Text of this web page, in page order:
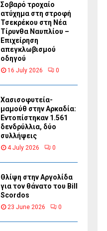
Σοβαρό τροχαίο
ατύχημα στη στροφή
Τσεκρέκου στη Νέα
Τίρυνθα Ναυπλίου –
Επιχείρηση
απεγκλωβισμού
οδηγού
16 July 2026 0
Χασισοφυτεία-
μαμούθ στην Αρκαδία:
Εντοπίστηκαν 1.561
δενδρύλλια, δύο
συλλήψεις
4 July 2026 0
Θλίψη στην Αργολίδα
για τον θάνατο του Bill
Scordos
23 June 2026 0